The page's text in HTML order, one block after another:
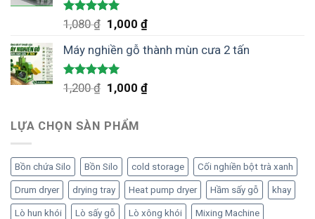
Được xếp
hạng
5.00
5 sao
1,080₫ Giá
là:
1,080 ₫.
1,000₫Giá
tại
1,000 ₫.
Máy nghiền gỗ thành mùn cưa 2 tấn
Được xếp
hạng
5.00
1,200₫ Giá
1,200 ₫.
1,000₫Giá
LỰA CHỌN SÀN PHẨM
Bồn chứa Silo Bồn Silo cold storage Cối nghiền bột trà xanh
Drum dryer drying tray Heat pump dryer Hầm sấy gỗ khay
Lò hun khói Lò sấy gỗ Lò xông khói Mixing Machine